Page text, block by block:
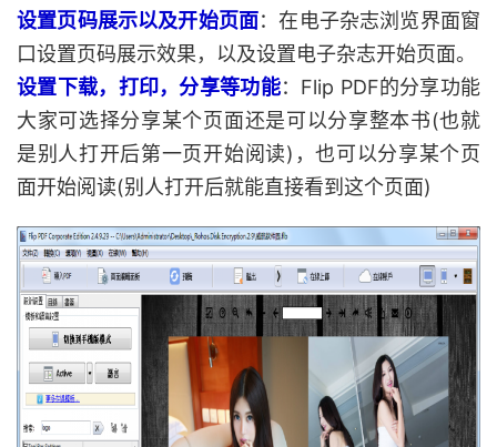
设置页码展示以及开始页面：在电子杂志浏览界面窗
口设置页码展示效果，以及设置电子杂志开始页面。
设置下载，打印，分享等功能：Flip PDF的分享功能
大家可选择分享某个页面还是可以分享整本书(也就
是别人打开后第一页开始阅读)，也可以分享某个页
面开始阅读(别人打开后就能直接看到这个页面)